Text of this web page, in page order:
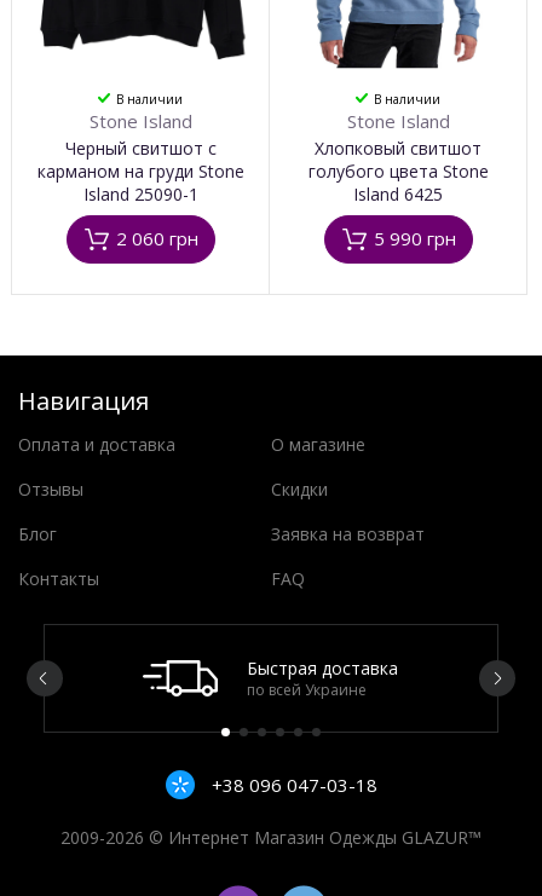
В наличии
Stone Island
Черный свитшот с
карманом на груди Stone
Island 25090-1
2 060 грн
В наличии
Stone Island
Хлопковый свитшот
голубого цвета Stone
Island 6425
5 990 грн
Навигация
Оплата и доставка
О магазине
Отзывы
Скидки
Блог
Заявка на возврат
Контакты
FAQ
Быстрая доставка
по всей Украине
+38 096 047-03-18
2009-2026 © Интернет Магазин Одежды GLAZUR™